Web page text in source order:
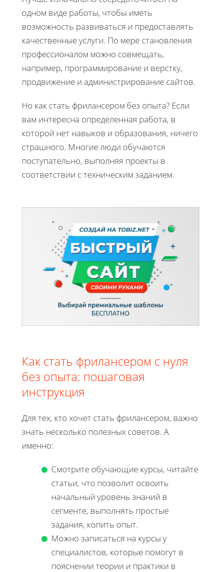
одном виде работы, чтобы иметь
возможность развиваться и предоставлять
качественные услуги. По мере становления
профессионалом можно совмещать,
например, программирование и верстку,
продвижение и администрирование сайтов.
Но как стать фрилансером без опыта? Если
вам интересна определенная работа, в
которой нет навыков и образования, ничего
страшного. Многие люди обучаются
поступательно, выполняя проекты в
соответствии с техническим заданием.
Как стать фрилансером с нуля
без опыта: пошаговая
инструкция
Для тех, кто хочет стать фрилансером, важно
знать несколько полезных советов. А
именно:
Смотрите обучающие курсы, читайте
статьи, что позволит освоить
начальный уровень знаний в
сегменте, выполнять простые
задания, копить опыт.
Можно записаться на курсы у
специалистов, которые помогут в
пояснении теории и практики в